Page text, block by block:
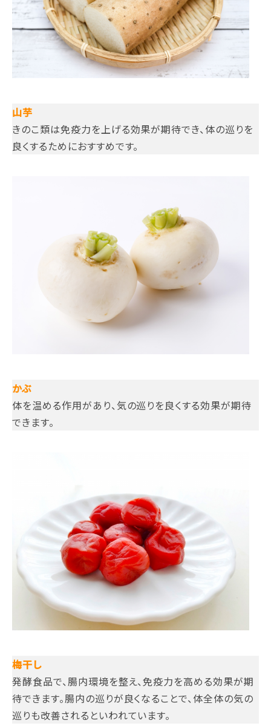
山芋
きのこ類は免疫力を上げる効果が期待でき、体の巡りを
良くするためにおすすめです。
かぶ
体を温める作用があり、気の巡りを良くする効果が期待
できます。
梅干し
発酵食品で、腸内環境を整え、免疫力を高める効果が期
待できます。腸内の巡りが良くなることで、体全体の気の
巡りも改善されるといわれています。